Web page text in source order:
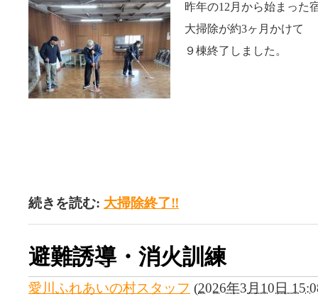
昨年の12月から始まった
大掃除が約3ヶ月かけて
９棟終了しました。
続きを読む: 大掃除終了‼
避難誘導・消火訓練
愛川ふれあいの村スタッフ (2026年3月10日